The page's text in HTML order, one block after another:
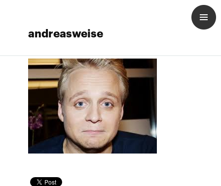
andreasweise